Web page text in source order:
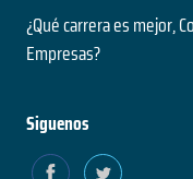
¿Qué carrera es mejor,
Empresas?
Siguenos